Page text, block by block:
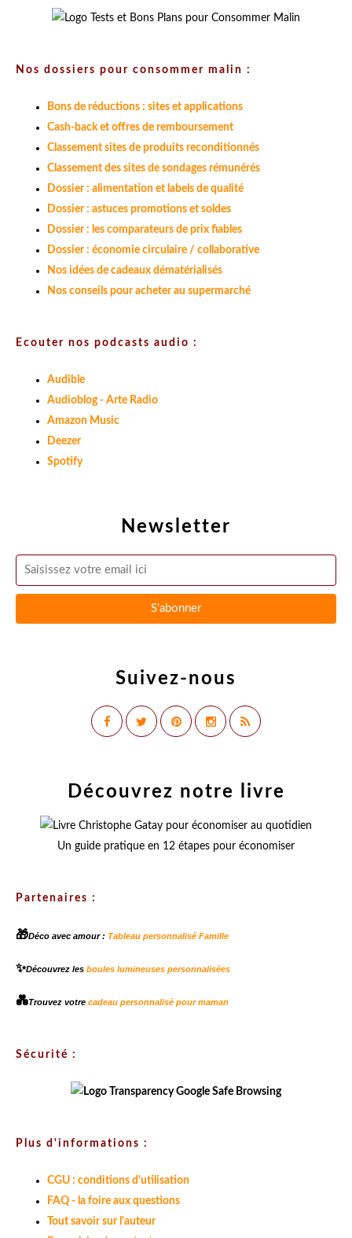
Newsletter
Suivez-nous
Nos dossiers pour consommer malin :
Bons de réductions : sites et applications
Cash-back et offres de remboursement
Classement sites de produits reconditionnés
Classement des sites de sondages rémunérés
Dossier : alimentation et labels de qualité
Dossier : astuces promotions et soldes
Dossier : les comparateurs de prix fiables
Dossier : économie circulaire / collaborative
Nos idées de cadeaux dématérialisés
Nos conseils pour acheter au supermarché
Ecouter nos podcasts audio :
Audible
Audioblog - Arte Radio
Amazon Music
Deezer
Spotify
Découvrez notre livre
Un guide pratique en 12 étapes pour économiser
Partenaires :
🎁Déco avec amour : Tableau personnalisé Famille
✨Découvrez les boules lumineuses personnalisées
💑Trouvez votre cadeau personnalisé pour maman
Sécurité :
Plus d'informations :
CGU : conditions d'utilisation
FAQ - la foire aux questions
Tout savoir sur l'auteur